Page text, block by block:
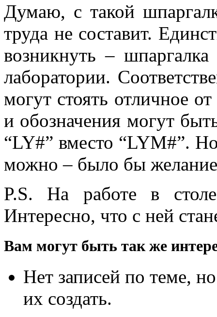
Думаю, с такой
труда не составит.
возникнуть –
лаборатории.
могут стоять отличное
и обозначения могут
“LY#” вместо “LYM#”.
можно – было бы
P.S. На работе в
Интересно, что с ней
Вам могут быть так же
Нет записей по теме,
их создать.